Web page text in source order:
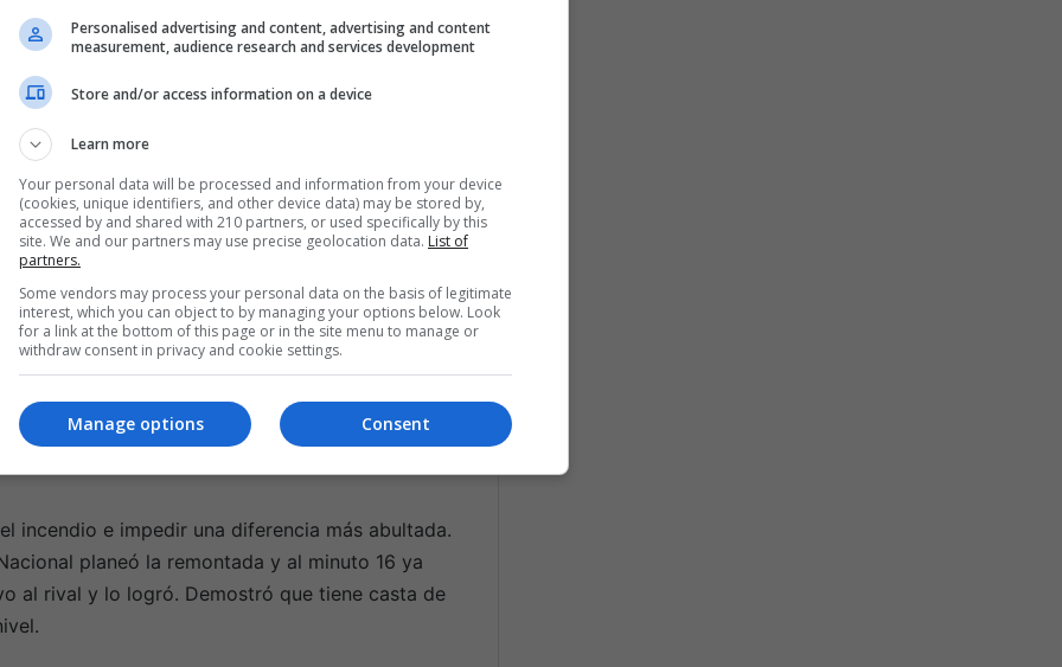
como figura tanto en el partido de ida en el
en el de vuelta en Medellín y fue clave para
cazar un rebote del travesaño en el último
y preocupación por su nivel. Por su parte,
con un cómodo 2-0 en el juego de vuelta.
encuentro de la final, Deportivo Cali se
5-0, no solo por la actitud de la
del D.T. Héctor Cárdenas, sino por el
el partido y unos últimos 20 minutos que
la última vez que el ‘Rey de Copas’
incendio e impedir una diferencia más abultada.
planeó la remontada y al minuto 16 ya
al rival y lo logró. Demostró que tiene casta de
Personalised advertising and content, advertising and content
measurement, audience research and services development
Store and/or access information on a device
Learn more
Your personal data will be processed and information from your device
(cookies, unique identifiers, and other device data) may be stored by,
accessed by and shared with 210 partners, or used specifically by this
site. We and our partners may use precise geolocation data. List of
partners.
Some vendors may process your personal data on the basis of legitimate
interest, which you can object to by managing your options below. Look
for a link at the bottom of this page or in the site menu to manage or
withdraw consent in privacy and cookie settings.
Consent
Manage options